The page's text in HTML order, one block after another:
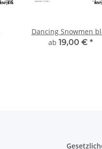
Dancing Snowmen
ab 19,00 € *